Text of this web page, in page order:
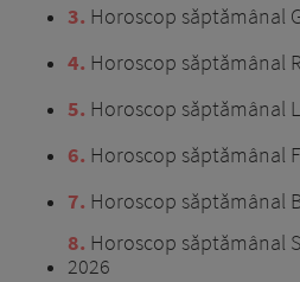
3 Horoscop săptămânal
4 Horoscop săptămânal
5 Horoscop săptămânal
6 Horoscop săptămânal
7 Horoscop săptămânal
8 Horoscop săptămânal
2026